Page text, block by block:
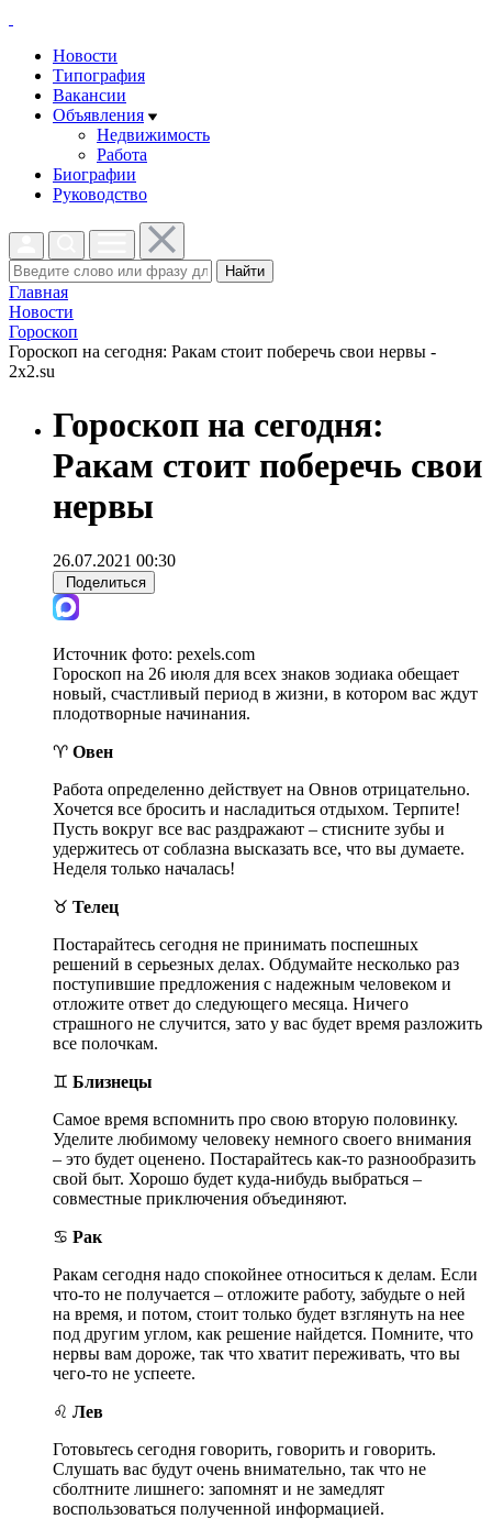
Новости
Типография
Вакансии
Объявления
Недвижимость
Работа
Биографии
Руководство
Найти
Главная
Новости
Гороскоп
Гороскоп на сегодня: Ракам стоит поберечь свои нервы -
2x2.su
Гороскоп на сегодня:
Ракам стоит поберечь свои
нервы
26.07.2021 00:30
Поделиться
Источник фото: pexels.com
Гороскоп на 26 июля для всех знаков зодиака обещает
новый, счастливый период в жизни, в котором вас ждут
плодотворные начинания.
♈ Овен
Работа определенно действует на Овнов отрицательно.
Хочется все бросить и насладиться отдыхом. Терпите!
Пусть вокруг все вас раздражают – стисните зубы и
удержитесь от соблазна высказать все, что вы думаете.
Неделя только началась!
♉ Телец
Постарайтесь сегодня не принимать поспешных
решений в серьезных делах. Обдумайте несколько раз
поступившие предложения с надежным человеком и
отложите ответ до следующего месяца. Ничего
страшного не случится, зато у вас будет время разложить
все полочкам.
♊ Близнецы
Самое время вспомнить про свою вторую половинку.
Уделите любимому человеку немного своего внимания
– это будет оценено. Постарайтесь как-то разнообразить
свой быт. Хорошо будет куда-нибудь выбраться –
совместные приключения объединяют.
♋ Рак
Ракам сегодня надо спокойнее относиться к делам. Если
что-то не получается – отложите работу, забудьте о ней
на время, и потом, стоит только будет взглянуть на нее
под другим углом, как решение найдется. Помните, что
нервы вам дороже, так что хватит переживать, что вы
чего-то не успеете.
♌ Лев
Готовьтесь сегодня говорить, говорить и говорить.
Слушать вас будут очень внимательно, так что не
сболтните лишнего: запомнят и не замедлят
воспользоваться полученной информацией.